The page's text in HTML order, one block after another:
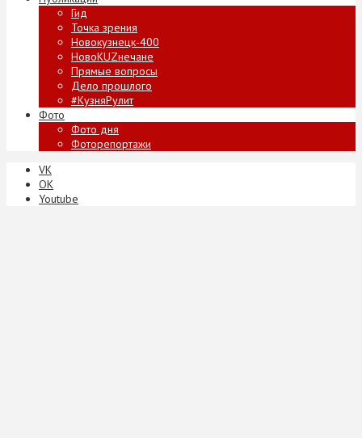
Гид
Точка зрения
Новокузнецк-400
НовоKUZнечане
Прямые вопросы
Дело прошлого
#КузняРулит
Фото
Фото дня
Фоторепортажи
VK
ОК
Youtube